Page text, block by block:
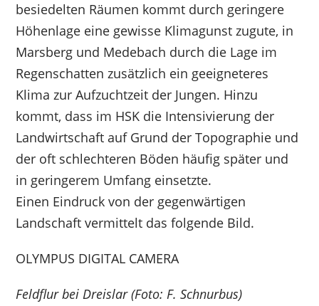
besiedelten Räumen kommt durch geringere
Höhenlage eine gewisse Klimagunst zugute, in
Marsberg und Medebach durch die Lage im
Regenschatten zusätzlich ein geeigneteres
Klima zur Aufzuchtzeit der Jungen. Hinzu
kommt, dass im HSK die Intensivierung der
Landwirtschaft auf Grund der Topographie und
der oft schlechteren Böden häufig später und
in geringerem Umfang einsetzte.
Einen Eindruck von der gegenwärtigen
Landschaft vermittelt das folgende Bild.
OLYMPUS DIGITAL CAMERA
Feldflur bei Dreislar (Foto: F. Schnurbus)